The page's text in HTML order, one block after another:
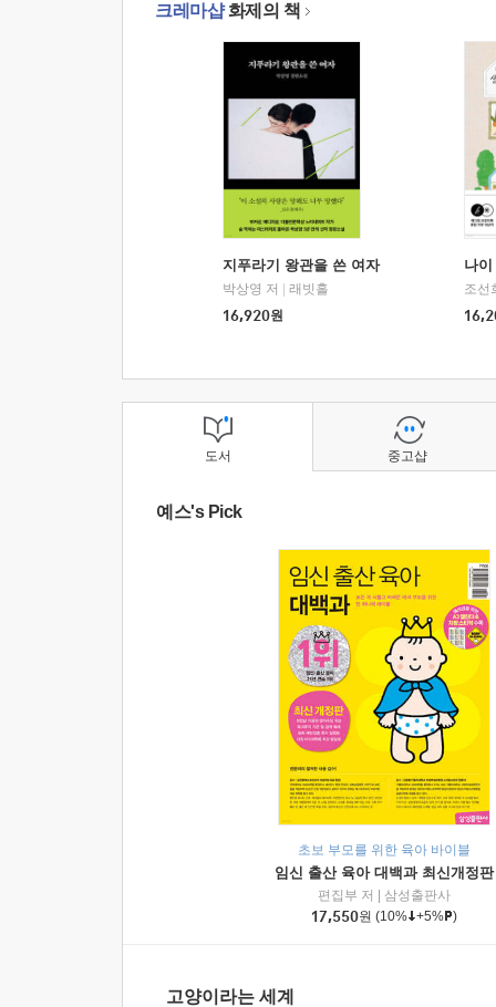
크레마샵화제의 책
지푸라기 왕관을 쓴 여자
박상영 저
래빗홀
16,920원
나
조선
도서
예스's Pick
초보 부모를 위한 육아 바이블
임신 출산 육아 대백과 최신개정판
편집부 저
삼성출판사
17,550원 (10% +5% )
고양이라는 세계
중고샵